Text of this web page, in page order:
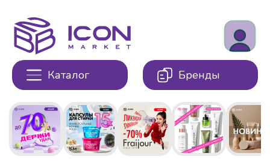
Каталог Бренды